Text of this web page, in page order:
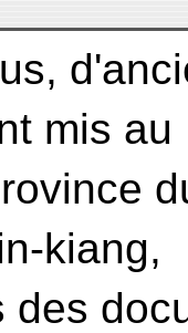
mis au
kiang,
des